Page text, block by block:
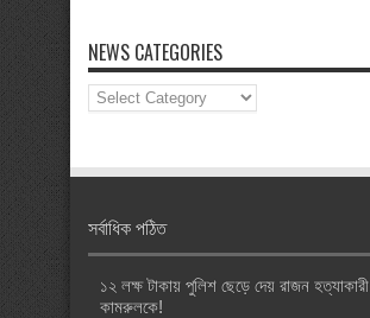
NEWS CATEGORIES
News
Categories
সর্বাধিক পঠিত
১২ লক্ষ টাকায় পুলিশ ছেড়ে দেয় রাজন হত্যাকারী
কামরুলকে!